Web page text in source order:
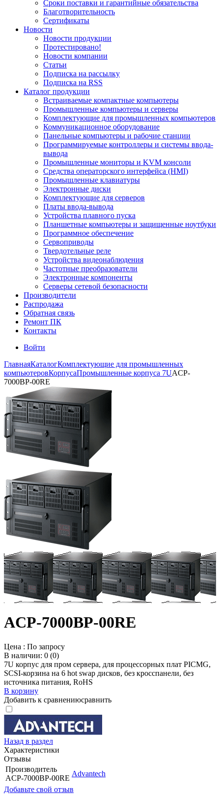
Сроки поставки и гарантийные обязательства
Благотворительность
Сертификаты
Новости
Новости продукции
Протестировано!
Новости компании
Статьи
Подписка на рассылку
Подписка на RSS
Каталог продукции
Встраиваемые компактные компьютеры
Промышленные компьютеры и серверы
Комплектующие для промышленных компьютеров
Коммуникационное оборудование
Панельные компьютеры и рабочие станции
Программируемые контроллеры и системы ввода-
вывода
Промышленные мониторы и KVM консоли
Средства операторского интерфейса (HMI)
Промышленные клавиатуры
Электронные диски
Комплектующие для серверов
Платы ввода-вывода
Устройства плавного пуска
Планшетные компьютеры и защищенные ноутбуки
Программное обеспечение
Сервоприводы
Твердотельные реле
Устройства видеонаблюдения
Частотные преобразователи
Электронные компоненты
Серверы сетевой безопасности
Производители
Распродажа
Обратная связь
Ремонт ПК
Контакты
Войти
ГлавнаяКаталогКомплектующие для промышленных
компьютеровКорпусаПромышленные корпуса 7UACP-
7000BP-00RE
ACP-7000BP-00RE
Цена : По запросу
В наличии: 0 (0)
7U корпус для пром сервера, для процессорных плат PICMG,
SCSI-корзина на 6 hot swap дисков, без кросспанели, без
источника питания, RoHS
В корзину
Добавить к сравнениюсравнить
Назад в раздел
Характеристики
Отзывы
Производитель
ACP-7000BP-00RE
Advantech
Добавьте свой отзыв